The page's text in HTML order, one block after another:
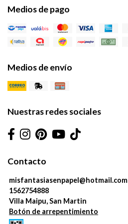
Medios de pago
Medios de envío
Nuestras redes sociales
Contacto
misfantasiasenpapel@hotmail.com
1562754888
Villa Maipu, San Martin
Botón de arrepentimiento